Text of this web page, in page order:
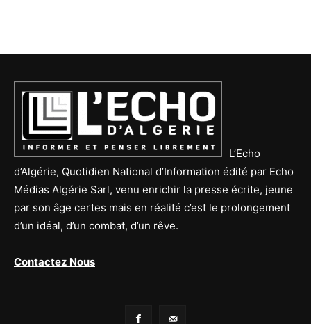
L’Echo
d’Algérie, Quotidien National d’Information édité par Echo
Médias Algérie Sarl, venu enrichir la presse écrite, jeune
par son âge certes mais en réalité c’est le prolongement
d’un idéal, d’un combat, d’un rêve.
Contactez Nous